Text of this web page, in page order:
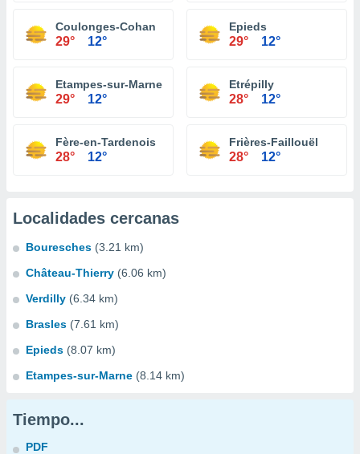
Coulonges-Cohan
29° 12°
Epieds
29° 12°
Etampes-sur-Marne
29° 12°
Etrépilly
28° 12°
Fère-en-Tardenois
28° 12°
Frières-Faillouël
28° 12°
Localidades cercanas
Bouresches (3.21 km)
Château-Thierry (6.06 km)
Verdilly (6.34 km)
Brasles (7.61 km)
Epieds (8.07 km)
Etampes-sur-Marne (8.14 km)
Tiempo...
PDF